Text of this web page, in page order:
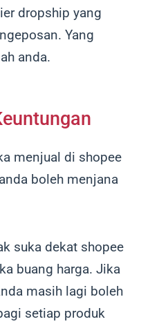
dropship yang
Yang
anda.
menjual di shopee
boleh menjana
suka dekat shopee
buang harga. Jika
masih lagi boleh
setiap produk